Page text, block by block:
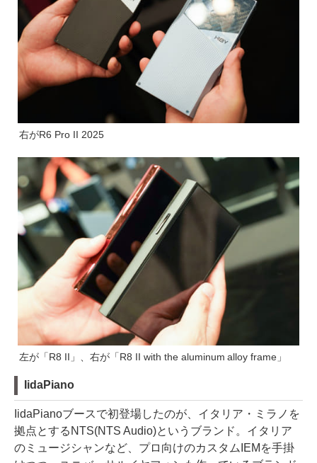
右がR6 Pro II 2025
左が「R8 II」、右が「R8 II with the aluminum alloy frame」
IidaPiano
IidaPianoブースで初登場したのが、イタリア・ミラノを
拠点とするNTS(NTS Audio)というブランド。イタリア
のミュージシャンなど、プロ向けのカスタムIEMを手掛